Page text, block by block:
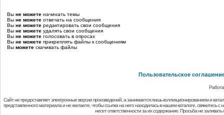
Вы не можете начинать темы
Вы не можете отвечать на сообщения
Вы не можете редактировать свои сообщения
Вы не можете удалять свои сообщения
Вы не можете голосовать в опросах
Вы не можете прикреплять файлы к сообщениям
Вы можете скачивать файлы
Пользовательское
Сайт не предоставляет электронные версии произведений, а занимается лишь коллекционированием и
представленного материала и не желаете, чтобы ссылка на него находилась в нашем каталоге,
несет ответственности за их содержание. Просьба не